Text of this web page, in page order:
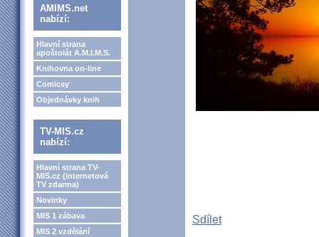
AMIMS.net
nabízí:
Hlavní strana
apoštolát A.M.I.M.S.
Knihovna on-line
Comicsy
Objednávky knih
TV-MIS.cz
nabízí:
Hlavní strana TV-
MIS.cz (internetová
TV zdarma)
Novinky
MIS 1 zábava
MIS 2 vzdělání
Sdílet